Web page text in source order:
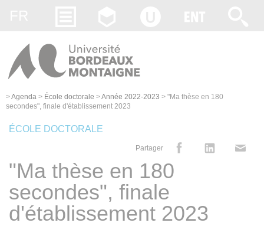
>Agenda > École doctorale >Année 2022-2023 > "Ma thèse en 180
secondes", finale d'établissement 2023
ÉCOLE DOCTORALE
Partager
"Ma thèse en 180
secondes", finale
d'établissement 2023